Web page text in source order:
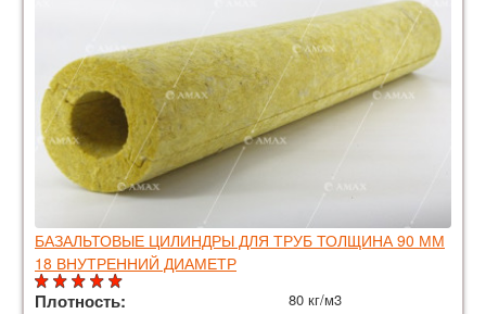
БАЗАЛЬТОВЫЕ ЦИЛИНДРЫ ДЛЯ ТРУБ ТОЛЩИНА 90 ММ
18 ВНУТРЕННИЙ ДИАМЕТР
Плотность: 80 кг/м3